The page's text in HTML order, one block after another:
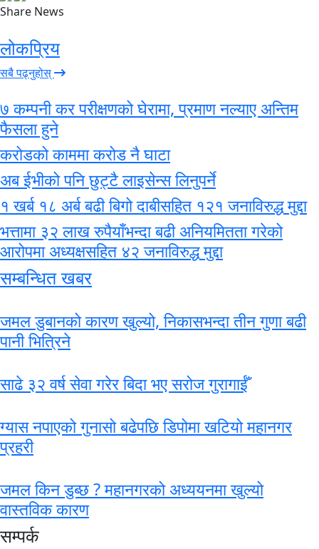
Share News
लोकप्रिय
सबै पढ्नुहोस्
७ कम्पनी कर परीक्षणको घेरामा, प्रमाण नल्याए अन्तिम
फैसला हुने
करोडको काममा करोड नै घाटा
अब ईभीको पनि छुट्टै लाइसेन्स लिनुपर्ने
१ खर्ब १८ अर्ब बढी बिगो दाबीसहित १२१ जनाविरुद्ध मुद्दा
भत्तामा ३२ लाख रुपैयाँभन्दा बढी अनियमितता गरेको
आरोपमा अध्यक्षसहित ४२ जनाविरुद्ध मुद्दा
सम्बन्धित खबर
जमल डुबानको कारण खुल्यो, निकासभन्दा तीन गुणा बढी
पानी भित्रिने
साढे ३२ वर्ष सेवा गरेर बिदा भए सरोज गुरागाईँ
ग्यास नपाएको गुनासो बढेपछि डिपोमा खटियो महानगर
प्रहरी
जमल किन डुब्छ ? महानगरको अध्ययनमा खुल्यो
वास्तविक कारण
सम्पर्क